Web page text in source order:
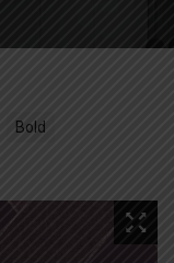
Bold